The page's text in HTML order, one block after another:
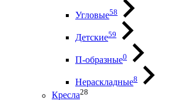
Угловые58
Детские59
П-образные0
Нераскладные8
Кресла28